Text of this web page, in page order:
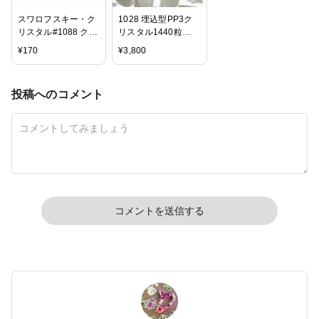
スワロフスキー・ク
リスタル#1088 クリ
スタル 約4mm PP32
¥170
1028 埋込型PP3ク
リスタル1440粒
[1028 品番,1211]
¥3,800
投稿へのコメント
コメントを送信する